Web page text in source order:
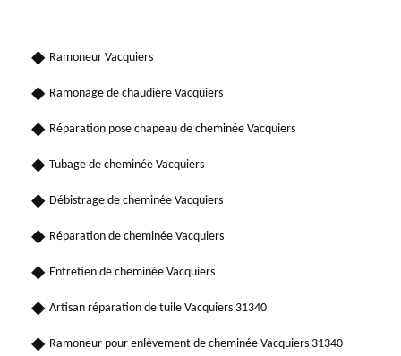
Ramoneur Vacquiers
Ramonage de chaudière Vacquiers
Réparation pose chapeau de cheminée Vacquiers
Tubage de cheminée Vacquiers
Débistrage de cheminée Vacquiers
Réparation de cheminée Vacquiers
Entretien de cheminée Vacquiers
Artisan réparation de tuile Vacquiers 31340
Ramoneur pour enlèvement de cheminée Vacquiers 31340